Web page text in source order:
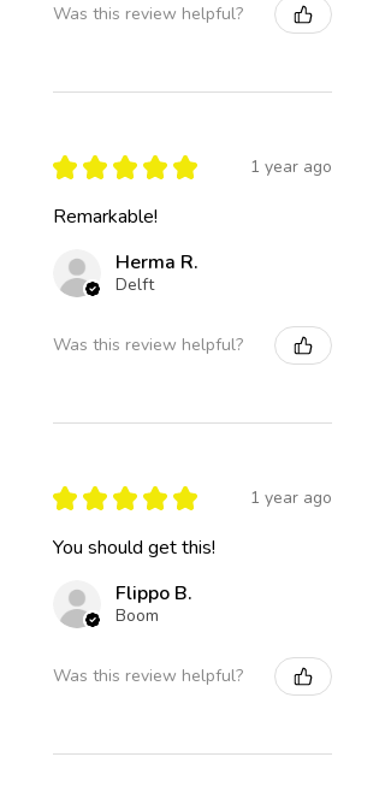
Was this review helpful?
★ ★ ★ ★ ★ 1 year ago
Remarkable!
Herma R.
Delft
Was this review helpful?
★ ★ ★ ★ ★ 1 year ago
You should get this!
Flippo B.
Boom
Was this review helpful?